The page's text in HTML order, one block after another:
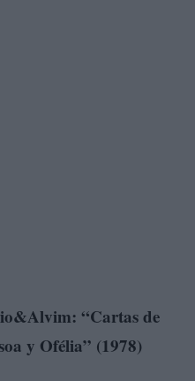
“Cartas de
y Ofélia” (1978)